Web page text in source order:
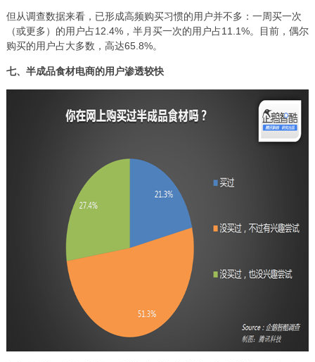
但从调查数据来看，已形成高频购买习惯的用户并不多：一周买一次
（或更多）的用户占12.4%，半月买一次的用户占11.1%。目前，偶尔
购买的用户占大多数，高达65.8%。
七、半成品食材电商的用户渗透较快